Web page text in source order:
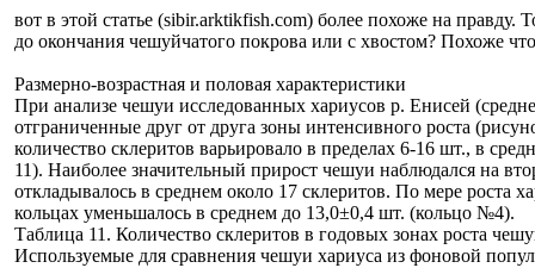
вот в этой статье (sibir.arktikfish.com) более похоже на правду.
до окончания чешуйчатого покрова или с хвостом? Похоже
Размерно-возрастная и половая характеристики
При анализе чешуи исследованных хариусов р. Енисей
отграниченные друг от друга зоны интенсивного роста
количество склеритов варьировало в пределах 6-16 шт., в
11). Наиболее значительный прирост чешуи наблюдался на
откладывалось в среднем около 17 склеритов. По мере роста
кольцах уменьшалось в среднем до 13,0±0,4 шт. (кольцо №4).
Таблица 11. Количество склеритов в годовых зонах роста
Используемые для сравнения чешуи хариуса из фоновой